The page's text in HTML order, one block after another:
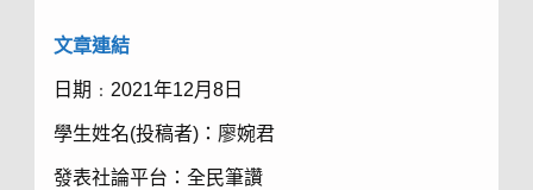
文章連結
日期﹕2021年12月8日
學生姓名(投稿者)：廖婉君
發表社論平台：全民筆讚